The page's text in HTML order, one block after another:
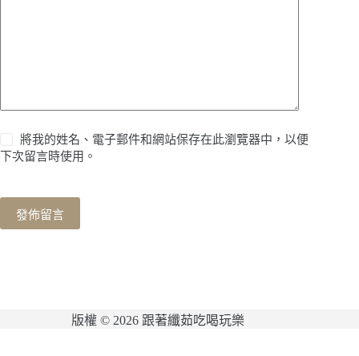
將我的姓名、電子郵件和網站保存在此瀏覽器中，以便
下次留言時使用。
發佈留言
版權 © 2026 跟著纖茹吃喝玩樂